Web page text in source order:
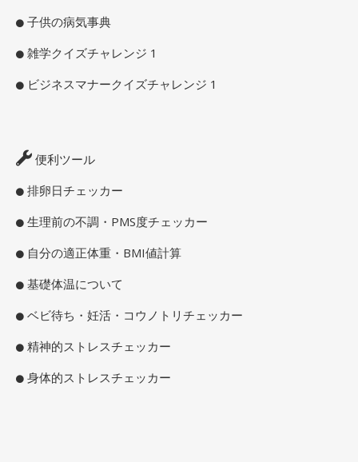
子供の病気事典
雑学クイズチャレンジ 1
ビジネスマナークイズチャレンジ 1
便利ツール
排卵日チェッカー
生理前の不調・PMS度チェッカー
自分の適正体重・BMI値計算
基礎体温について
ベビ待ち・妊活・コウノトリチェッカー
精神的ストレスチェッカー
身体的ストレスチェッカー